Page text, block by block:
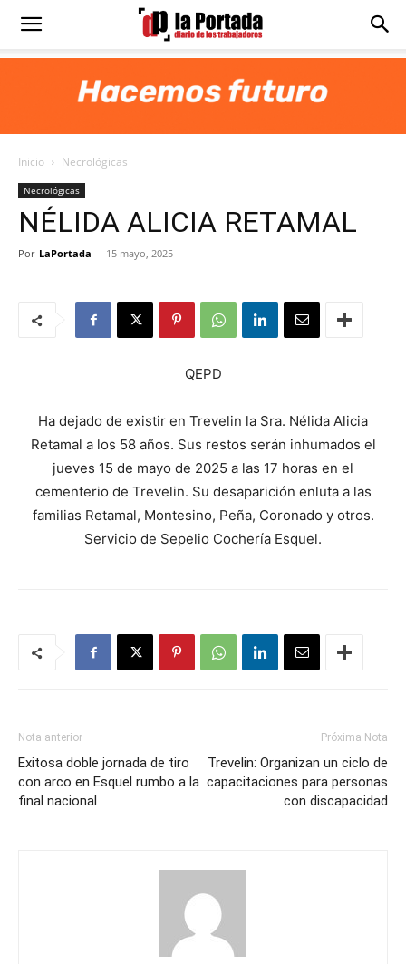
Diario
Portada
Inicio Necrológicas
Necrológicas
NÉLIDA ALICIA RETAMAL
Por LaPortada - 15 mayo, 2025
QEPD
Ha dejado de existir en Trevelin la Sra. Nélida Alicia
Retamal a los 58 años. Sus restos serán inhumados el
jueves 15 de mayo de 2025 a las 17 horas en el
cementerio de Trevelin. Su desaparición enluta a las
familias Retamal, Montesino, Peña, Coronado y otros.
Servicio de Sepelio Cochería Esquel.
Nota anterior
Exitosa doble jornada de tiro
con arco en Esquel rumbo a la
final nacional
Próxima Nota
Trevelin: Organizan un ciclo de
capacitaciones para personas
con discapacidad